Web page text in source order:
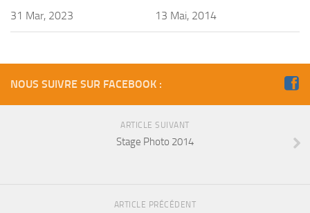
Maintien des acquis
Moniteur Fédéral
31 Mar, 2023 13 Mai, 2014
NOUS SUIVRE SUR FACEBOOK :
ARTICLE SUIVANT
Stage Photo 2014
ARTICLE PRÉCÉDENT